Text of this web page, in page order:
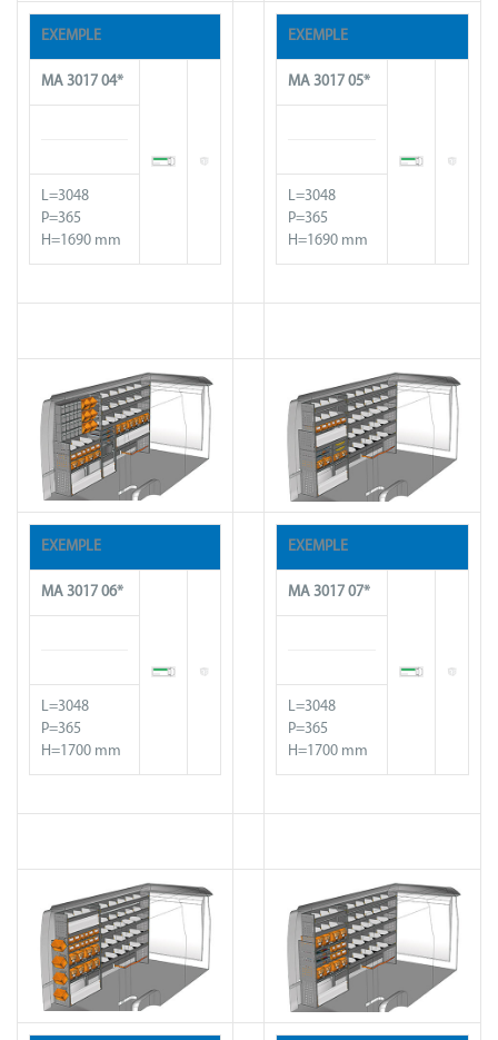
EXEMPLE
MA 3017 04*
L=3048
P=365
H=1690 mm
EXEMPLE
MA 3017 05*
L=3048
P=365
H=1690 mm
EXEMPLE
MA 3017 06*
L=3048
P=365
H=1700 mm
EXEMPLE
MA 3017 07*
L=3048
P=365
H=1700 mm